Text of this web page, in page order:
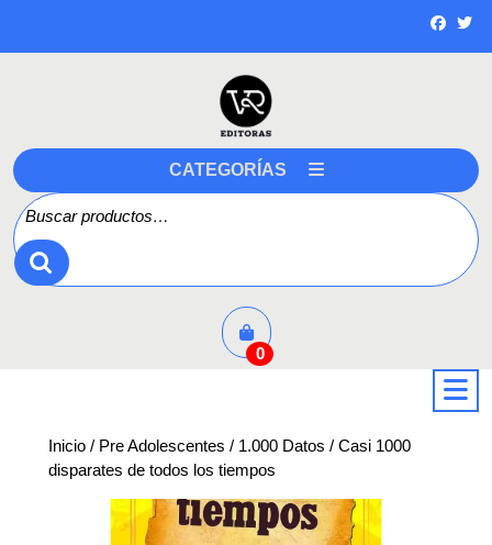
contenido
CATEGORÍAS
Buscar por:
0
Inicio / Pre Adolescentes / 1.000 Datos / Casi 1000
disparates de todos los tiempos